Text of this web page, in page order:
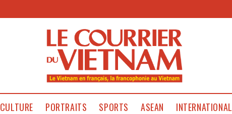
CULTURE PORTRAITS SPORTS ASEAN INTERNATIONAL